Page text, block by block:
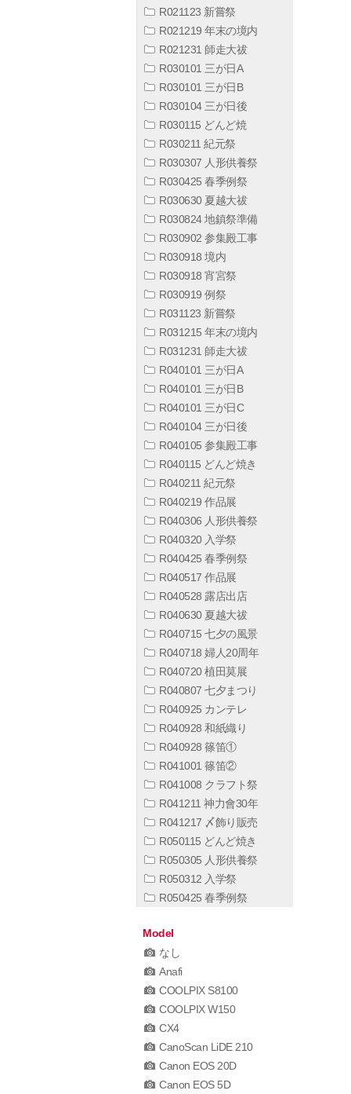
R021123 新嘗祭
R021219 年末の境内
R021231 師走大祓
R030101 三が日A
R030101 三が日B
R030104 三が日後
R030115 どんど焼
R030211 紀元祭
R030307 人形供養祭
R030425 春季例祭
R030630 夏越大祓
R030824 地鎮祭準備
R030902 参集殿工事
R030918 境内
R030918 宵宮祭
R030919 例祭
R031123 新嘗祭
R031215 年末の境内
R031231 師走大祓
R040101 三が日A
R040101 三が日B
R040101 三が日C
R040104 三が日後
R040105 参集殿工事
R040115 どんど焼き
R040211 紀元祭
R040219 作品展
R040306 人形供養祭
R040320 入学祭
R040425 春季例祭
R040517 作品展
R040528 露店出店
R040630 夏越大祓
R040715 七夕の風景
R040718 婦人20周年
R040720 植田莫展
R040807 七夕まつり
R040925 カンテレ
R040928 和紙織り
R040928 篠笛①
R041001 篠笛②
R041008 クラフト祭
R041211 神力會30年
R041217 〆飾り販売
R050115 どんど焼き
R050305 人形供養祭
R050312 入学祭
R050425 春季例祭
Model
なし
Anafi
COOLPIX S8100
COOLPIX W150
CX4
CanoScan LiDE 210
Canon EOS 20D
Canon EOS 5D